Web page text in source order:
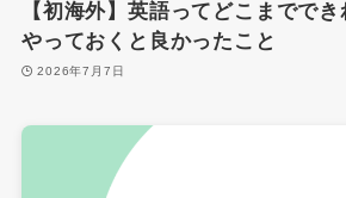
【初海外】英語ってどこまでで
やっておくと良かったこと
2026年7月7日